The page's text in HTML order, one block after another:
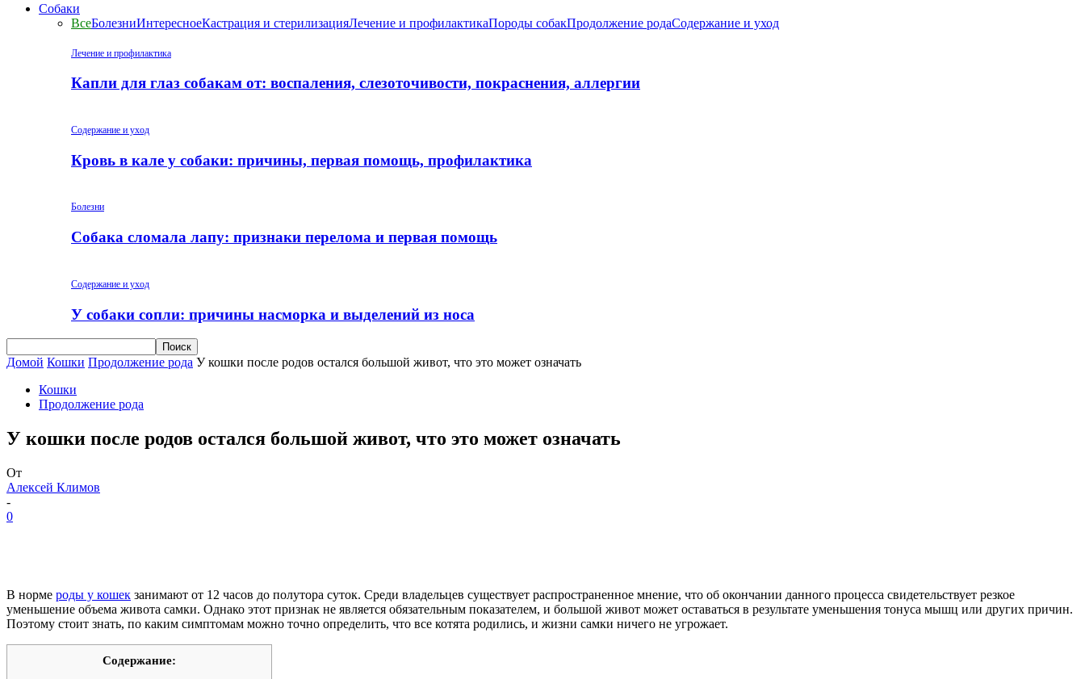
Собаки
ВсеБолезниИнтересноеКастрация и стерилизацияЛечение и профилактикаПороды собакПродолжение родаСодержание и уход
Лечение и профилактика
Капли для глаз собакам от: воспаления, слезоточивости, покраснения, аллергии
Содержание и уход
Кровь в кале у собаки: причины, первая помощь, профилактика
Болезни
Собака сломала лапу: признаки перелома и первая помощь
Содержание и уход
У собаки сопли: причины насморка и выделений из носа
Домой Кошки Продолжение рода У кошки после родов остался большой живот, что это может означать
Кошки
Продолжение рода
У кошки после родов остался большой живот, что это может означать
От
Алексей Климов
-
0
В норме роды у кошек занимают от 12 часов до полутора суток. Среди владельцев существует распространенное мнение, что об окончании данного процесса свидетельствует резкое
уменьшение объема живота самки. Однако этот признак не является обязательным показателем, и большой живот может оставаться в результате уменьшения тонуса мышц или других причин.
Поэтому стоит знать, по каким симптомам можно точно определить, что все котята родились, и жизни самки ничего не угрожает.
Содержание: